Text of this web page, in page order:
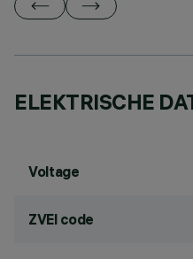
ELEKTRISCHE
Voltage
ZVEI code